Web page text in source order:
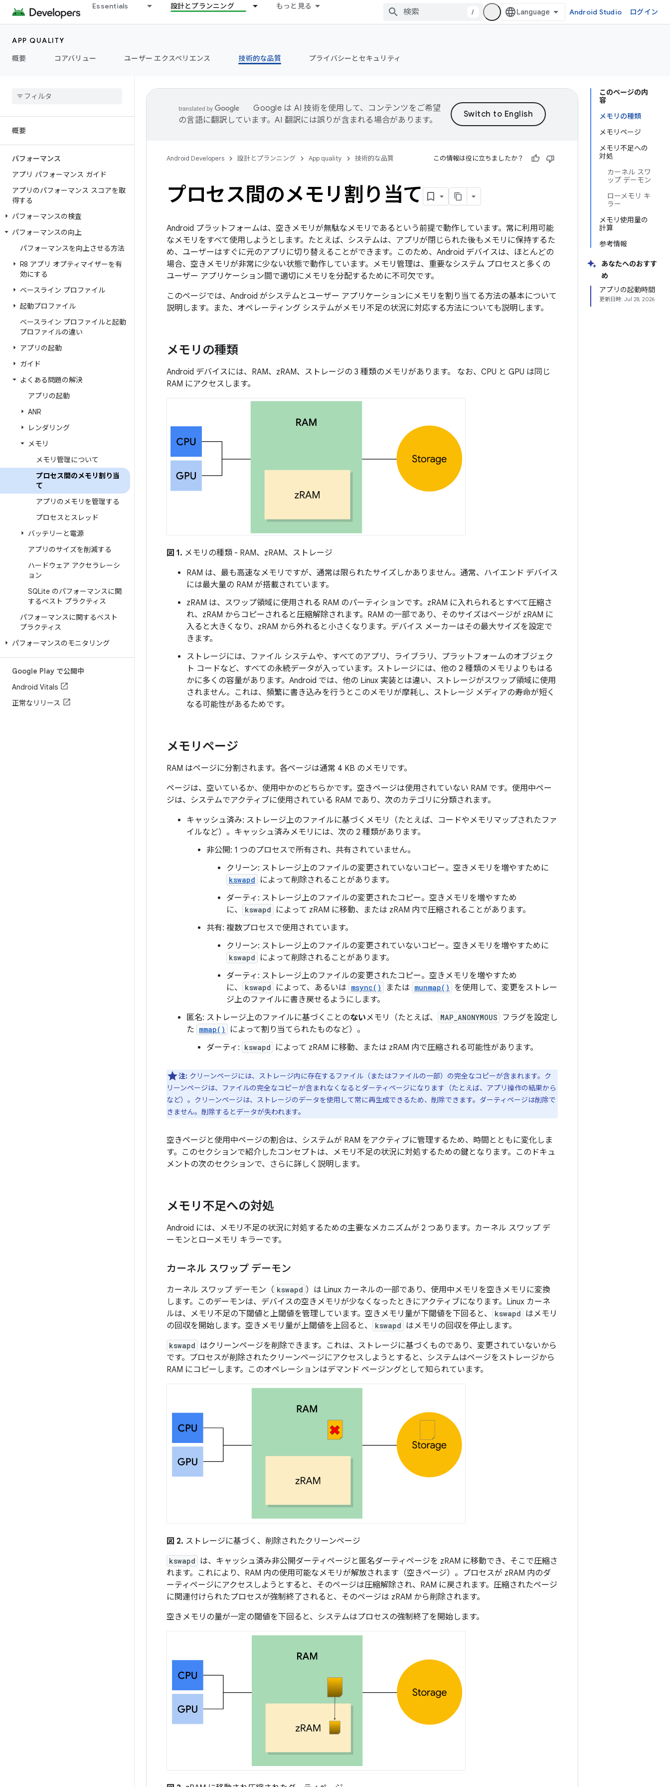
Essentials 設計とプランニング もっと見る
/ Android Studio ログイン
APP QUALITY
概要
コアバリュー ユーザー エクスペリエンス 技術的な品質 プライバシーとセキュリティ
概要
パフォーマンス
アプリ パフォーマンス ガイド
アプリのパフォーマンス スコアを取
得する
パフォーマンスの検査
パフォーマンスの向上
パフォーマンスを向上させる方法
R8 アプリ オプティマイザーを有
効にする
ベースライン プロファイル
起動プロファイル
ベースライン プロファイルと起動
プロファイルの違い
アプリの起動
ガイド
よくある問題の解決
アプリの起動
ANR
レンダリング
メモリ
メモリ管理について
プロセス間のメモリ割り当
て
アプリのメモリを管理する
プロセスとスレッド
バッテリーと電源
アプリのサイズを削減する
ハードウェア アクセラレーシ
ョン
SQLite のパフォーマンスに関
するベスト プラクティス
パフォーマンスに関するベスト
プラクティス
パフォーマンスのモニタリング
Google Play で公開中
Android Vitals
正常なリリース
このページの内
容
メモリの種類
メモリページ
メモリ不足への
対処
カーネル スワ
ップ デーモン
ローメモリ キ
ラー
メモリ使用量の
計算
参考情報
あなたへのおすす
め
アプリの起動時間
更新日時: Jul 28, 2026
Google は AI 技術を使用して、コンテンツをご希望
の言語に翻訳しています。AI 翻訳には誤りが含まれる場合があります。
Android Developers 設計とプランニング App quality 技術的な品質 この情報は役に立ちましたか？
プロセス間のメモリ割り当て
Android プラットフォームは、空きメモリが無駄なメモリであるという前提で動作しています。常に利用可能
なメモリをすべて使用しようとします。たとえば、システムは、アプリが閉じられた後もメモリに保持するた
め、ユーザーはすぐに元のアプリに切り替えることができます。このため、Android デバイスは、ほとんどの
場合、空きメモリが非常に少ない状態で動作しています。メモリ管理は、重要なシステム プロセスと多くの
ユーザー アプリケーション間で適切にメモリを分配するために不可欠です。
このページでは、Android がシステムとユーザー アプリケーションにメモリを割り当てる方法の基本について
説明します。また、オペレーティング システムがメモリ不足の状況に対応する方法についても説明します。
メモリの種類
Android デバイスには、RAM、zRAM、ストレージの 3 種類のメモリがあります。 なお、CPU と GPU は同じ
RAM にアクセスします。
図 1. メモリの種類 - RAM、zRAM、ストレージ
RAM は、最も高速なメモリですが、通常は限られたサイズしかありません。通常、ハイエンド デバイス
には最大量の RAM が搭載されています。
zRAM は、スワップ領域に使用される RAM のパーティションです。zRAM に入れられるとすべて圧縮さ
れ、zRAM からコピーされると圧縮解除されます。RAM の一部であり、そのサイズはページが zRAM に
入ると大きくなり、zRAM から外れると小さくなります。デバイス メーカーはその最大サイズを設定で
きます。
ストレージには、ファイル システムや、すべてのアプリ、ライブラリ、プラットフォームのオブジェク
ト コードなど、すべての永続データが入っています。ストレージには、他の 2 種類のメモリよりもはる
かに多くの容量があります。Android では、他の Linux 実装とは違い、ストレージがスワップ領域に使用
されません。これは、頻繁に書き込みを行うとこのメモリが摩耗し、ストレージ メディアの寿命が短く
なる可能性があるためです。
メモリページ
RAM はページに分割されます。各ページは通常 4 KB のメモリです。
ページは、空いているか、使用中かのどちらかです。空きページは使用されていない RAM です。使用中ペー
ジは、システムでアクティブに使用されている RAM であり、次のカテゴリに分類されます。
キャッシュ済み: ストレージ上のファイルに基づくメモリ（たとえば、コードやメモリマップされたファ
イルなど）。キャッシュ済みメモリには、次の 2 種類があります。
非公開: 1 つのプロセスで所有され、共有されていません。
クリーン: ストレージ上のファイルの変更されていないコピー。空きメモリを増やすために
kswapd
によって削除されることがあります。
ダーティ: ストレージ上のファイルの変更されたコピー。空きメモリを増やすため
に、
kswapd
によって zRAM に移動、または zRAM 内で圧縮されることがあります。
共有: 複数プロセスで使用されています。
クリーン: ストレージ上のファイルの変更されていないコピー。空きメモリを増やすために
kswapd
によって削除されることがあります。
ダーティ: ストレージ上のファイルの変更されたコピー。空きメモリを増やすため
に、
kswapd によって、あるいは msync() または munmap()
を使用して、変更をストレー
ジ上のファイルに書き戻せるようにします。
匿名: ストレージ上のファイルに基づくことのないメモリ（たとえば、 MAP_ANONYMOUS
フラグを設定し
た mmap()
によって割り当てられたものなど）。
ダーティ: kswapd によって zRAM に移動、または zRAM 内で圧縮される可能性があります。
注: クリーンページには、ストレージ内に存在するファイル（またはファイルの一部）の完全なコピーが含まれます。ク
リーンページは、ファイルの完全なコピーが含まれなくなるとダーティページになります（たとえば、アプリ操作の結果から
など）。クリーンページは、ストレージのデータを使用して常に再生成できるため、削除できます。ダーティページは削除で
きません。削除するとデータが失われます。
空きページと使用中ページの割合は、システムが RAM をアクティブに管理するため、時間とともに変化しま
す。このセクションで紹介したコンセプトは、メモリ不足の状況に対処するための鍵となります。このドキュ
メントの次のセクションで、さらに詳しく説明します。
メモリ不足への対処
Android には、メモリ不足の状況に対処するための主要なメカニズムが 2 つあります。カーネル スワップ デ
ーモンとローメモリ キラーです。
カーネル スワップ デーモン
カーネル スワップ デーモン（ kswapd ）は Linux カーネルの一部であり、使用中メモリを空きメモリに変換
します。このデーモンは、デバイスの空きメモリが少なくなったときにアクティブになります。Linux カーネ
ルは、メモリ不足の下閾値と上閾値を管理しています。空きメモリ量が下閾値を下回ると、
kswapd はメモリ
の回収を開始します。空きメモリ量が上閾値を上回ると、
kswapd はメモリの回収を停止します。
kswapd はクリーンページを削除できます。これは、ストレージに基づくものであり、変更されていないから
です。プロセスが削除されたクリーンページにアクセスしようとすると、システムはページをストレージから
RAM にコピーします。このオペレーションはデマンド ページングとして知られています。
図 2. ストレージに基づく、削除されたクリーンページ
kswapd は、キャッシュ済み非公開ダーティページと匿名ダーティページを zRAM に移動でき、そこで圧縮さ
れます。これにより、RAM 内の使用可能なメモリが解放されます（空きページ）。プロセスが zRAM 内のダ
ーティページにアクセスしようとすると、そのページは圧縮解除され、RAM に戻されます。圧縮されたページ
に関連付けられたプロセスが強制終了されると、そのページは zRAM から削除されます。
空きメモリの量が一定の閾値を下回ると、システムはプロセスの強制終了を開始します。